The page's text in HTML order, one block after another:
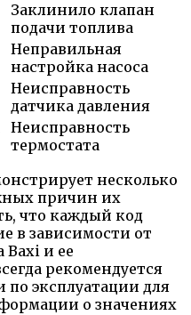
Заклинило клапан
подачи топлива
Неправильная
настройка насоса
Неисправность
датчика давления
Неисправность
термостата
несколько
причин их
что каждый код
в зависимости от
Baxi и ее
рекомендуется
эксплуатации для
о значениях